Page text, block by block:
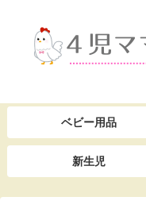
ベビー用品
新生児